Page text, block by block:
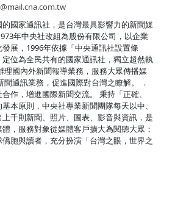
國家通訊社，是台灣最具影響力的新聞媒
年中央社改組為股份有限公司，以企業
展，1996年依據「中央通訊社設置條
位為全民共有的國家通訊社，獨立超然執
理國內外新聞報導業務，服務大眾傳播媒
通訊業務，促進國際對台灣之瞭解。 ．
作，增進國際新聞交流。 秉持「正確、
本原則，中央社專業新聞團隊每天以中、
千則新聞、照片、圖表、影音與資訊，是
，服務對象從媒體客戶擴大為閱聽大眾；
胞與讀者，充分扮演「台灣之眼，世界之